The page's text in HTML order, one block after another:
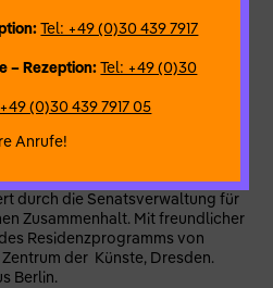
Leitung
Foskett-Barnes
F. Giacaman
Zorzanelli in Kooperation mit
durch die Senatsverwaltung für
Zusammenhalt. Mit freundlicher
Residenzprogramms von
der Künste, Dresden.
Berlin.
Tel: +49 (0)30 439 7917
– Rezeption:Tel: +49 (0)30
(0)30 439 7917 05
Anrufe!